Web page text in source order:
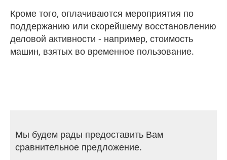
Кроме того, оплачиваются мероприятия по
поддержанию или скорейшему восстановлению
деловой активности - например, стоимость
машин, взятых во временное пользование.
Мы будем рады предоставить Вам
сравнительное предложение.